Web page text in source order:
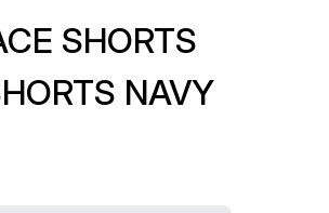
SHORTS
NAVY